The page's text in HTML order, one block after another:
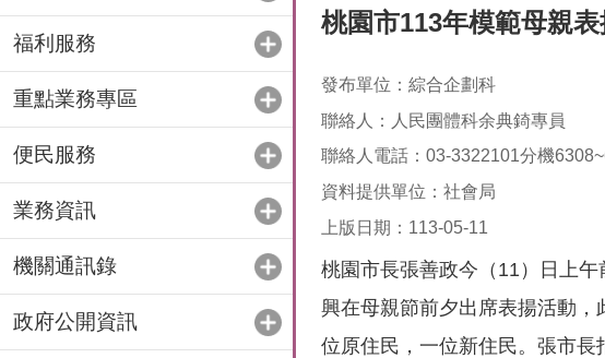
福利服務
重點業務專區
便民服務
業務資訊
機關通訊錄
政府公開資訊
桃園市113年模範母親
發布單位：綜合企劃科
聯絡人：人民團體科余典錡專員
聯絡人電話：03-3322101分機
資料提供單位：社會局
上版日期：113-05-11
桃園市長張善政今（11）日上
興在母親節前夕出席表揚活動
位原住民，一位新住民。張市